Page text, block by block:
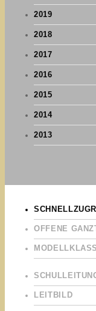
2019
2018
2017
2016
2015
2014
2013
OFFENE
LEITBILD